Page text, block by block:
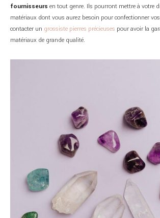
fournisseurs en tout genre. Ils pourront mettre à votre
matériaux dont vous aurez besoin pour confectionner
contacter un grossiste pierres précieuses pour avoir la
matériaux de grande qualité.